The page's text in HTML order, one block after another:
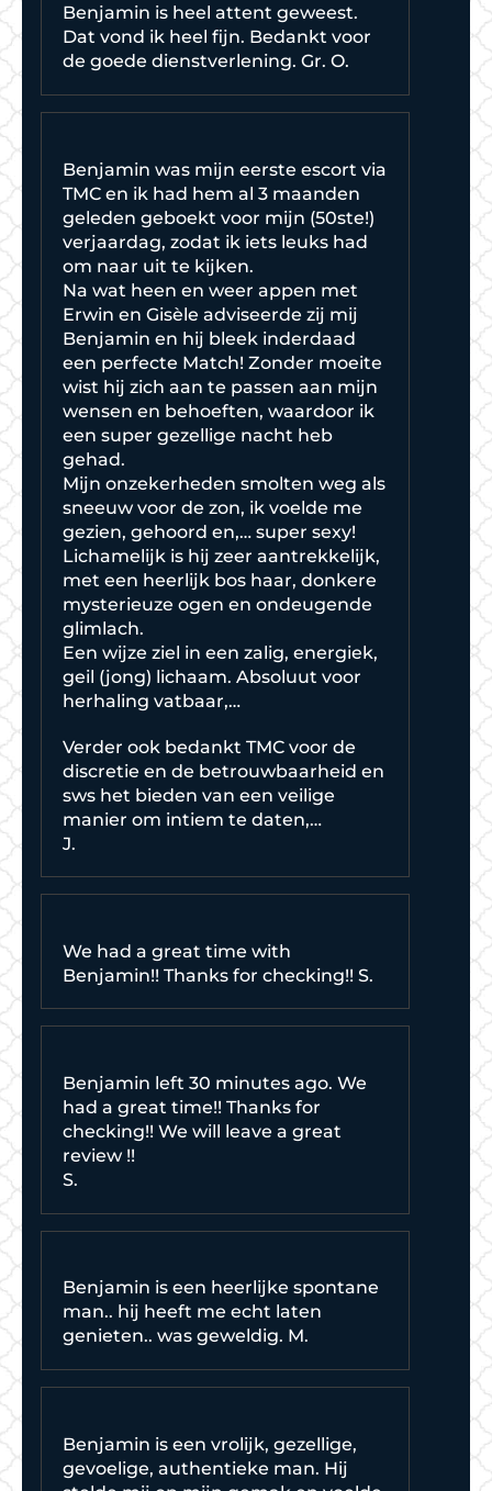
Benjamin is heel attent geweest.
Dat vond ik heel fijn. Bedankt voor
de goede dienstverlening. Gr. O.
Benjamin was mijn eerste escort via
TMC en ik had hem al 3 maanden
geleden geboekt voor mijn (50ste!)
verjaardag, zodat ik iets leuks had
om naar uit te kijken.
Na wat heen en weer appen met
Erwin en Gisèle adviseerde zij mij
Benjamin en hij bleek inderdaad
een perfecte Match! Zonder moeite
wist hij zich aan te passen aan mijn
wensen en behoeften, waardoor ik
een super gezellige nacht heb
gehad.
Mijn onzekerheden smolten weg als
sneeuw voor de zon, ik voelde me
gezien, gehoord en,… super sexy!
Lichamelijk is hij zeer aantrekkelijk,
met een heerlijk bos haar, donkere
mysterieuze ogen en ondeugende
glimlach.
Een wijze ziel in een zalig, energiek,
geil (jong) lichaam. Absoluut voor
herhaling vatbaar,…
Verder ook bedankt TMC voor de
discretie en de betrouwbaarheid en
sws het bieden van een veilige
manier om intiem te daten,…
J.
We had a great time with
Benjamin!! Thanks for checking!! S.
Benjamin left 30 minutes ago. We
had a great time!! Thanks for
checking!! We will leave a great
review !!
S.
Benjamin is een heerlijke spontane
man.. hij heeft me echt laten
genieten.. was geweldig. M.
Benjamin is een vrolijk, gezellige,
gevoelige, authentieke man. Hij